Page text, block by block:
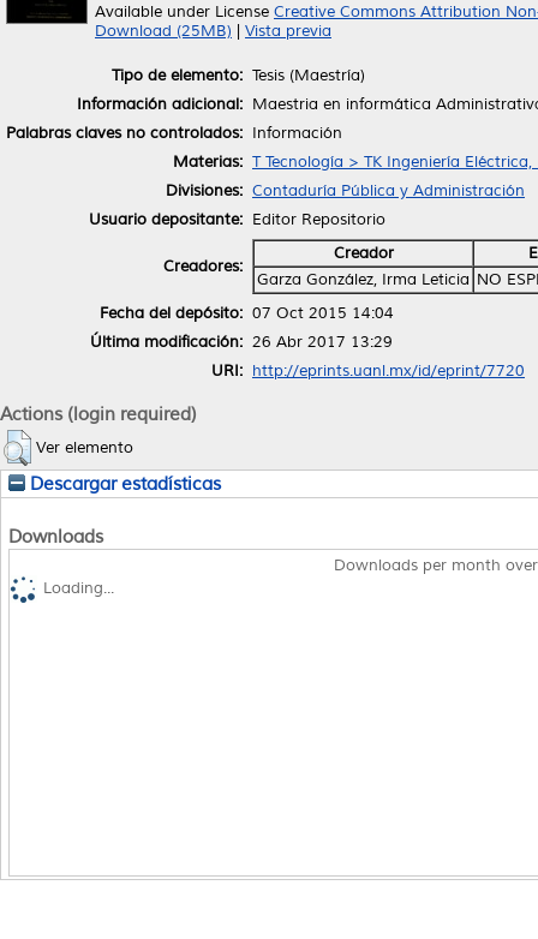
Available under License Creative Commons Attribution
Download (25MB)
Vista previa
Tipo de elemento: Tesis (Maestría)
Información adicional: Maestria en informática
Palabras claves no controlados: Información
Materias: T Tecnología > TK Ingeniería
Divisiones: Contaduría Pública y Administración
Usuario depositante: Editor Repositorio
Creadores:
Creador
Garza González, Irma Leticia NO
Fecha del depósito: 07 Oct 2015 14:04
Última modificación: 26 Abr 2017 13:29
URI: http://eprints.uanl.mx/id/eprint/7720
Actions (login required)
Ver elemento
Descargar estadísticas
Downloads
Downloads per month
Loading...